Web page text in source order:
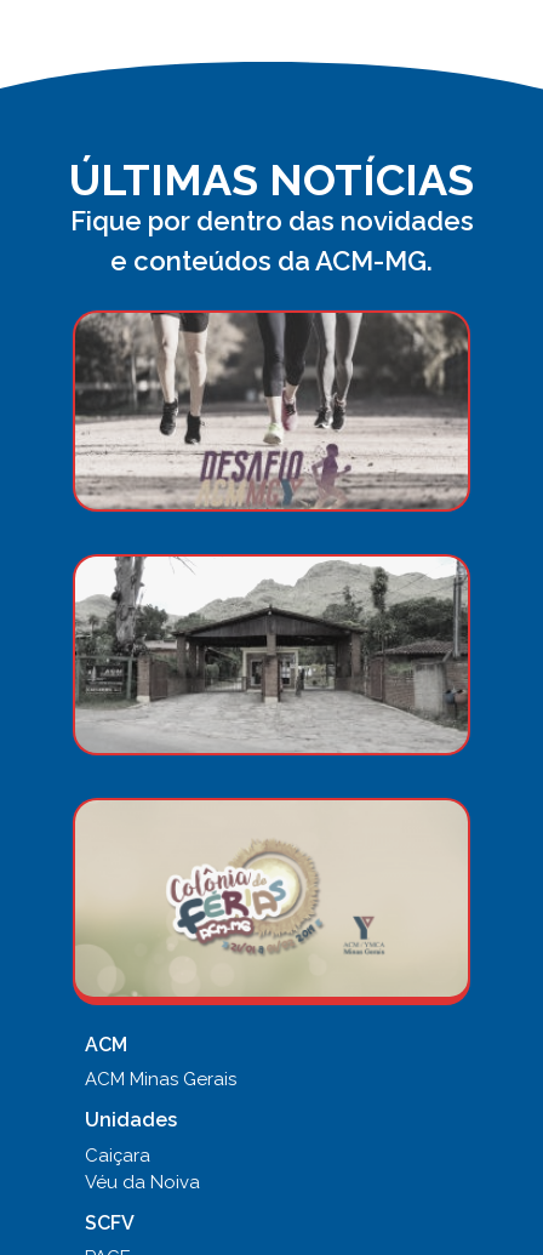
ÚLTIMAS NOTÍCIAS
Fique por dentro das novidades
e conteúdos da ACM-MG.
ACM
ACM Minas Gerais
Unidades
Caiçara
Véu da Noiva
SCFV